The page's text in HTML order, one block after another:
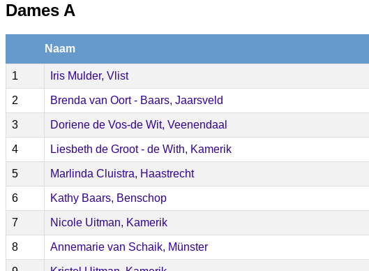
Dames A
Naam
1 Iris Mulder, Vlist
2 Brenda van Oort - Baars, Jaarsveld
3 Doriene de Vos-de Wit, Veenendaal
4 Liesbeth de Groot - de With, Kamerik
5 Marlinda Cluistra, Haastrecht
6 Kathy Baars, Benschop
7 Nicole Uitman, Kamerik
8 Annemarie van Schaik, Münster